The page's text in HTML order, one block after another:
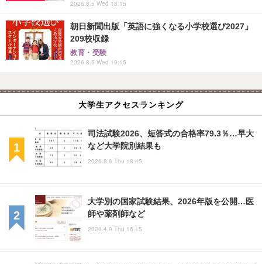
2026.8.5 Wed 18:15
朝日新聞出版「英語に強くなる小学校選び2027」
209校収録
教育・受験
2026.8.5 Wed 19:15
大学生アクセスランキング
司法試験2026、短答式の合格率79.3％…早大
など大学院別結果も
2026.8.6 Thu 18:45
大学別の国家試験結果、2026年版を公開…医
師や薬剤師など
2026.4.9 Thu 16:15